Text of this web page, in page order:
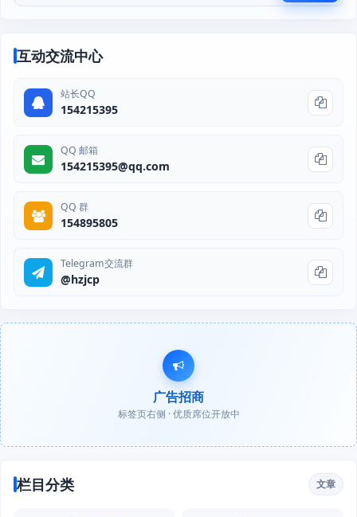
互动交流中心
站长QQ
154215395
QQ 邮箱
154215395@qq.com
QQ 群
154895805
Telegram交流群
@hzjcp
广告招商
标签页右侧 · 优质席位开放中
栏目分类 文章